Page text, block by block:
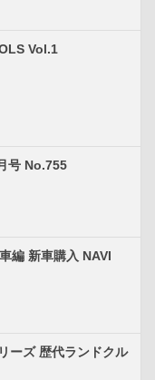
Vol.1
号 No.755
編 新車購入 NAVI
ーズ 歴代ランドクル